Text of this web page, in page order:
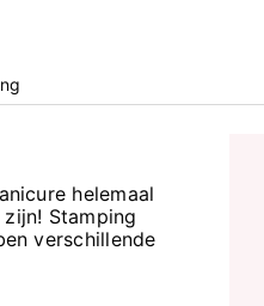
helemaal
Stamping
verschillende